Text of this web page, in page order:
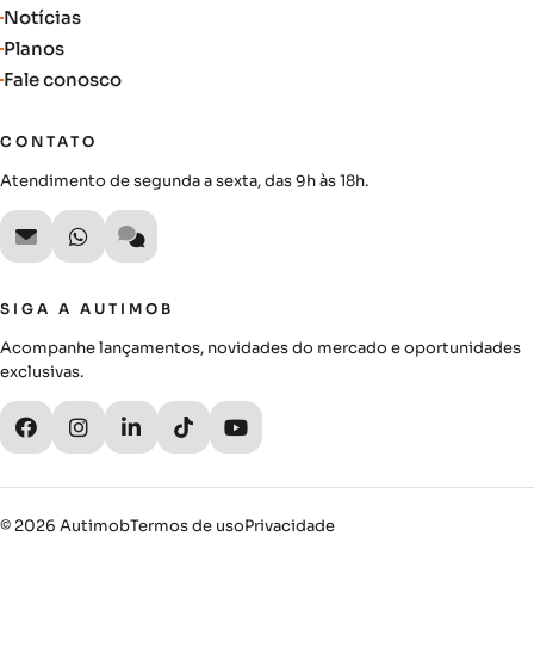
Notícias
Planos
Fale conosco
CONTATO
Atendimento de segunda a sexta, das 9h às 18h.
SIGA A AUTIMOB
Acompanhe lançamentos, novidades do mercado e oportunidades
exclusivas.
© 2026 AutimobTermos de usoPrivacidade